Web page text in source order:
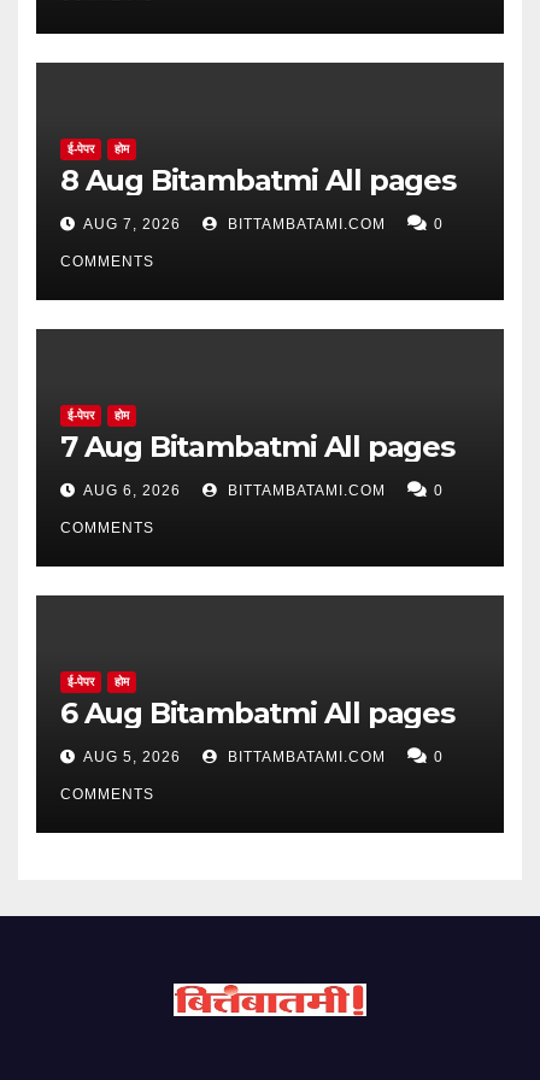
ई-पेपर होम
8 Aug Bitambatmi All pages
AUG 7, 2026 BITTAMBATAMI.COM 0
COMMENTS
ई-पेपर होम
7 Aug Bitambatmi All pages
AUG 6, 2026 BITTAMBATAMI.COM 0
COMMENTS
ई-पेपर होम
6 Aug Bitambatmi All pages
AUG 5, 2026 BITTAMBATAMI.COM 0
COMMENTS